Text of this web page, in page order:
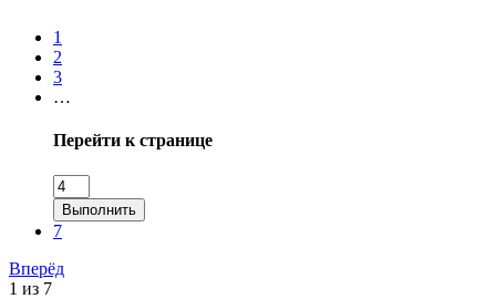
1
2
3
…
Перейти к странице
Выполнить
7
Вперёд
1 из 7